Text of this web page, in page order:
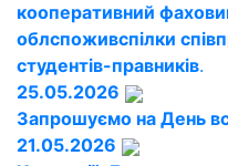
кооперативний
облспоживспілки
студентів-правників.
25.05.2026
Запрошуємо на День
21.05.2026